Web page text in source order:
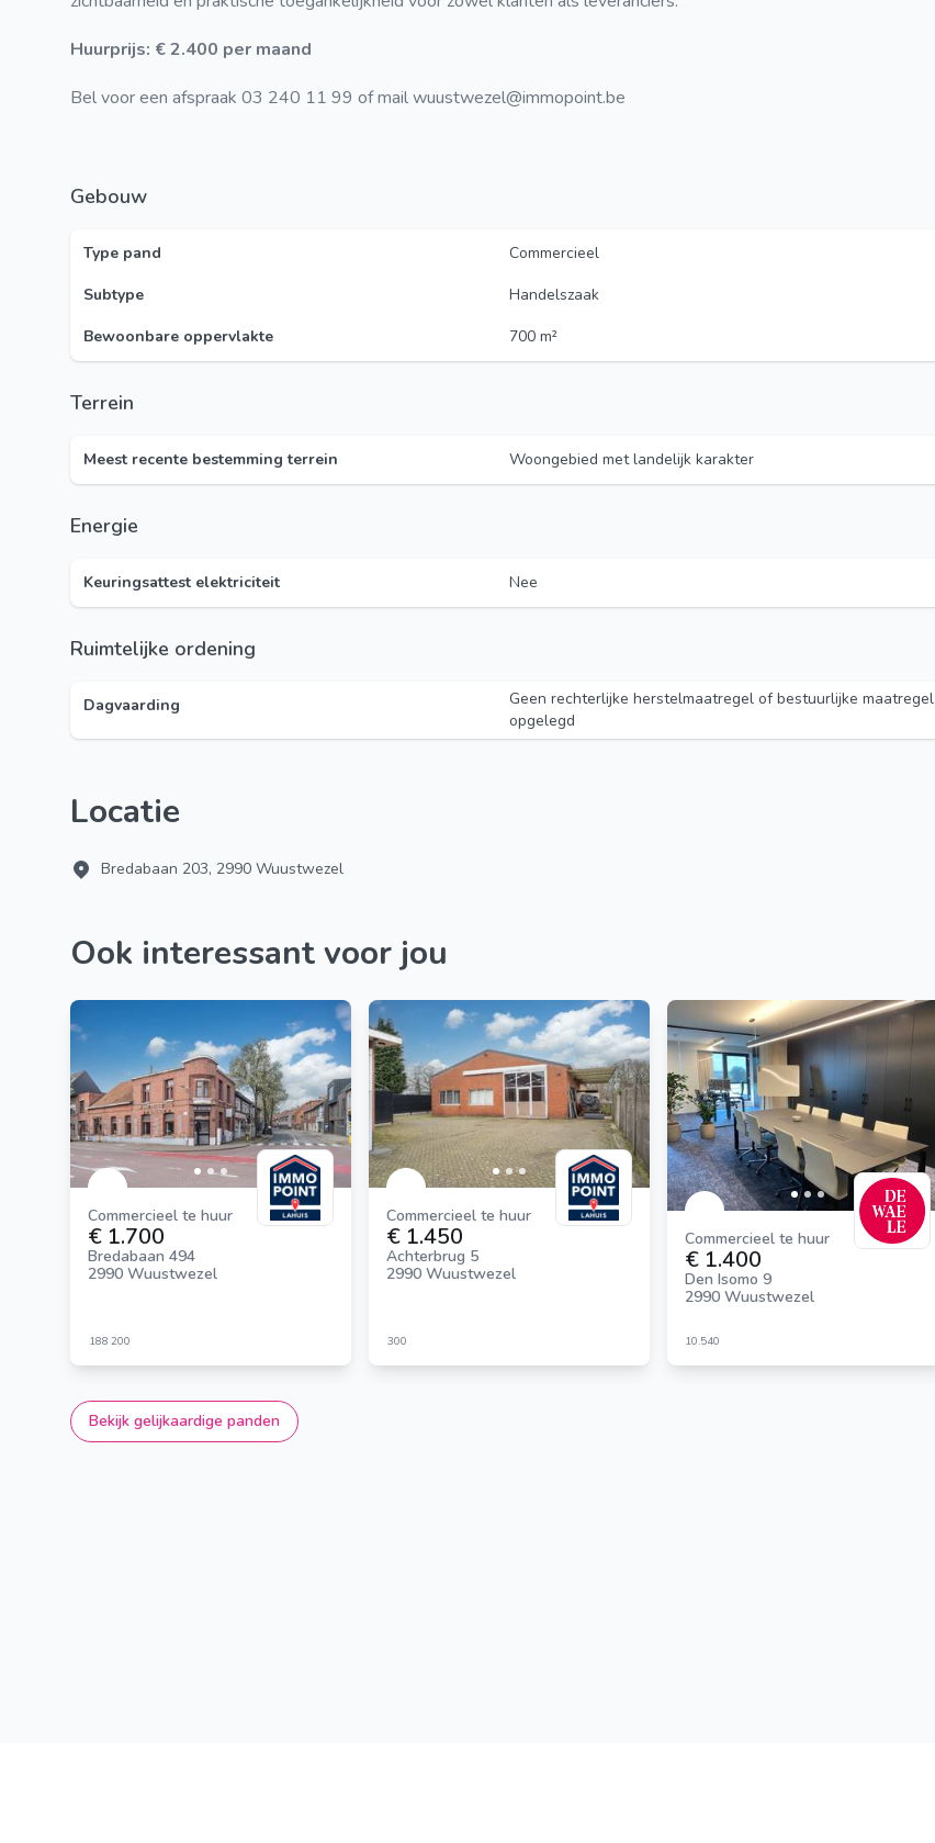
Huurprijs: € 2.400 per maand
Bel voor een afspraak 03 240 11 99 of mail wuustwezel@immopoint.be
Gebouw
Type pand
Commercieel
Subtype
Handelszaak
Bewoonbare oppervlakte
700 m²
Terrein
Meest recente bestemming terrein Woongebied met landelijk karakter
Energie
Keuringsattest elektriciteit Nee
Ruimtelijke ordening
Dagvaarding
Geen rechterlijke herstelmaatregel of bestuurlijke maatregel
opgelegd
Locatie
Bredabaan 203, 2990 Wuustwezel
Ook interessant voor jou
Commercieel te huur
€ 1.700
Bredabaan 494
2990 Wuustwezel
188 200
Commercieel te huur
€ 1.450
Achterbrug 5
2990 Wuustwezel
300
Commercieel te huur
€ 1.400
Den Isomo 9
2990 Wuustwezel
10.540
Bekijk gelijkaardige panden